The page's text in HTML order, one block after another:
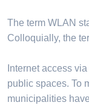
The term WLAN
Colloquially, the
Internet access
public spaces. To
municipalities